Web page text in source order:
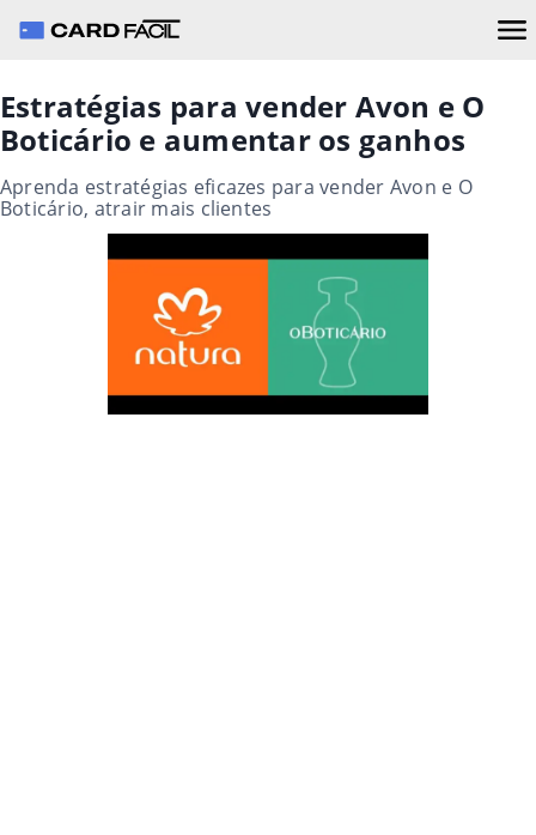
Estratégias para vender Avon e O
Boticário e aumentar os ganhos
Aprenda estratégias eficazes para vender Avon e O
Boticário, atrair mais clientes